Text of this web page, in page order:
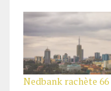
Nedbank rachète 66